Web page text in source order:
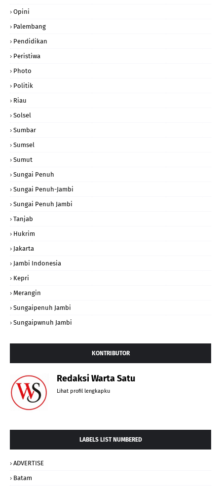
Opini
Palembang
Pendidikan
Peristiwa
Photo
Politik
Riau
Solsel
Sumbar
Sumsel
Sumut
Sungai Penuh
Sungai Penuh-Jambi
Sungai Penuh Jambi
Tanjab
Hukrim
Jakarta
Jambi Indonesia
Kepri
Merangin
Sungaipenuh Jambi
Sungaipwnuh Jambi
KONTRIBUTOR
Redaksi Warta Satu
Lihat profil lengkapku
LABELS LIST NUMBERED
ADVERTISE
Batam